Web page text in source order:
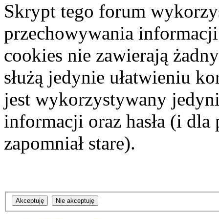
Skrypt tego forum
przechowywania
cookies nie zawierają
służą jedynie ułatwieniu
jest wykorzystywany
informacji oraz hasła (i dla
zapomniał stare).